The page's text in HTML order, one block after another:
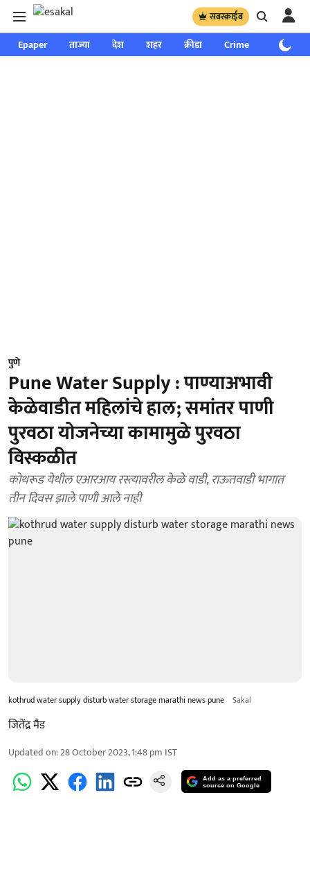
सबस्क्राईब
Epaper ताज्या देश शहर क्रीडा Crime साप्ताहिक
पुणे
Pune Water Supply : पाण्याअभावी
केळेवाडीत महिलांचे हाल; समांतर पाणी
पुरवठा योजनेच्या कामामुळे पुरवठा
विस्कळीत
कोथरूड येथील एआरआय रस्त्यावरील केळे वाडी, राऊतवाडी भागात
तीन दिवस झाले पाणी आले नाही
kothrud water supply disturb water storage marathi news pune Sakal
जितेंद्र मैड
Updated on:28 October 2023, 1:48 pm IST
Add as a preferred
source on Google